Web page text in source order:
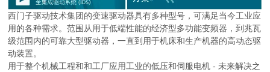
西门子驱动技术集团的变速驱动器具有多种型号，可满足当今工业应
用的各种需求。范围从用于低端性能的经济型多功能变频器，到兆瓦
级范围内的可靠大型驱动器，一直到用于机床和生产机器的高动态驱
动装置。
用于整个机械工程和和工厂应用工业的低压和伺服电机 - 未来解决之